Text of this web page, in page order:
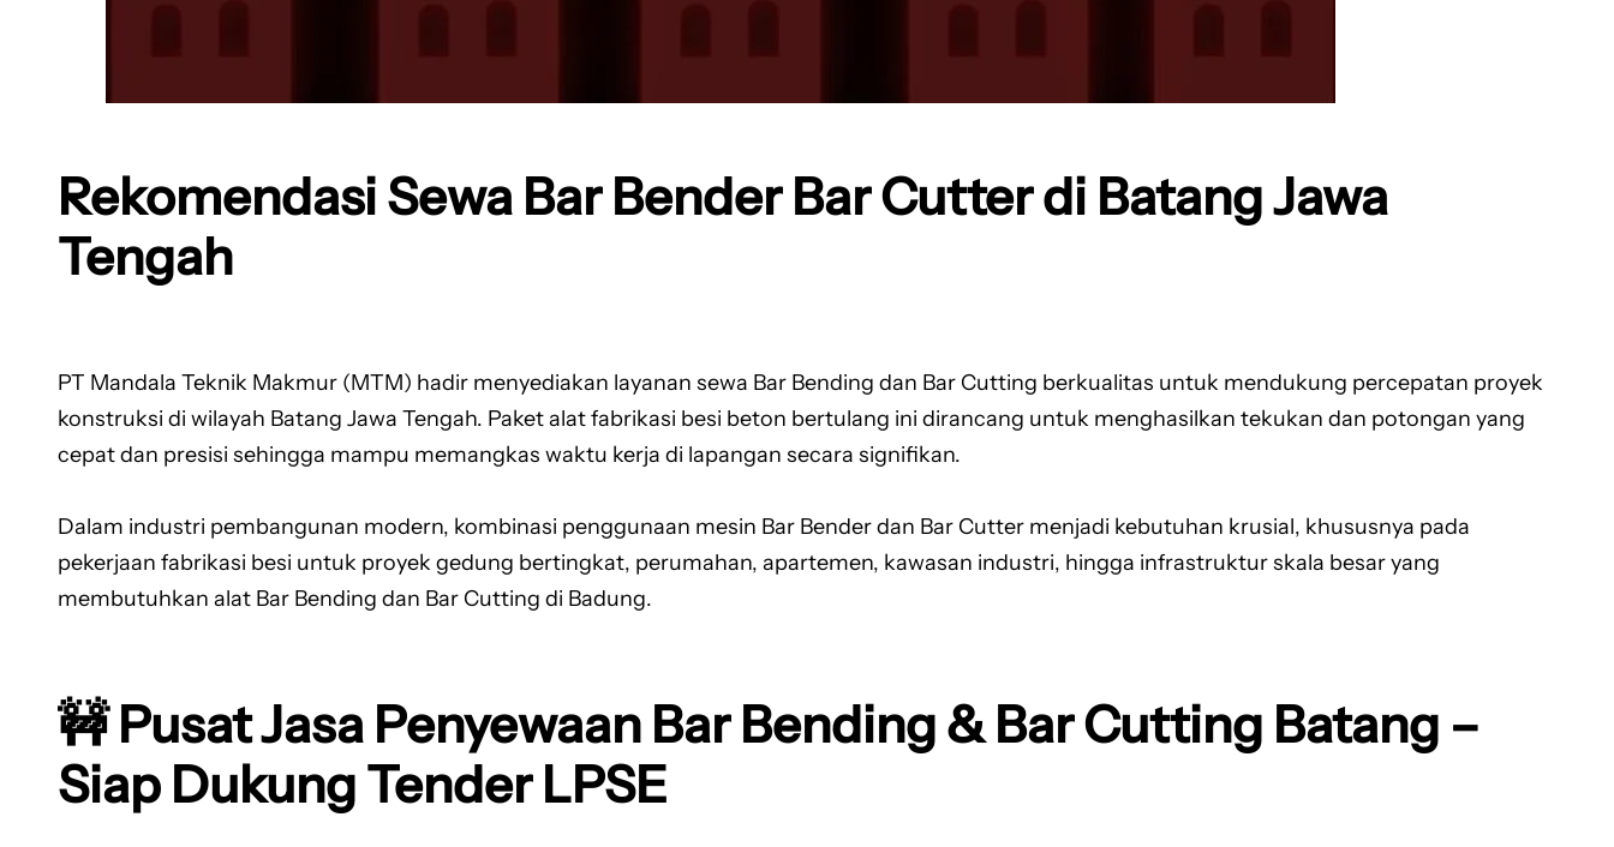
Rekomendasi Sewa Bar Bender Bar Cutter di Batang Jawa
Tengah
PT Mandala Teknik Makmur (MTM) hadir menyediakan layanan sewa Bar Bending dan Bar Cutting berkualitas untuk mendukung percepatan proyek
konstruksi di wilayah Batang Jawa Tengah. Paket alat fabrikasi besi beton bertulang ini dirancang untuk menghasilkan tekukan dan potongan yang
cepat dan presisi sehingga mampu memangkas waktu kerja di lapangan secara signifikan.
Dalam industri pembangunan modern, kombinasi penggunaan mesin Bar Bender dan Bar Cutter menjadi kebutuhan krusial, khususnya pada
pekerjaan fabrikasi besi untuk proyek gedung bertingkat, perumahan, apartemen, kawasan industri, hingga infrastruktur skala besar yang
membutuhkan alat Bar Bending dan Bar Cutting di Badung.
🚧 Pusat Jasa Penyewaan Bar Bending & Bar Cutting Batang –
Siap Dukung Tender LPSE